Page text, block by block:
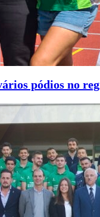
pódios no